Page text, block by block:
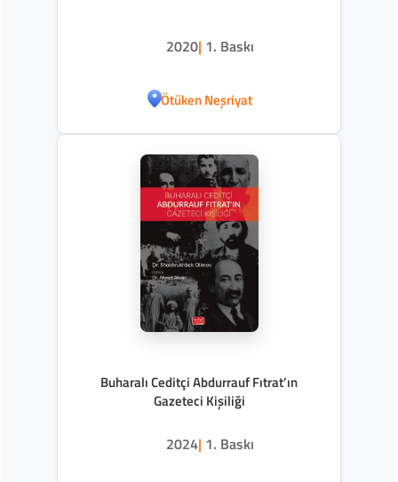
2020| 1. Baskı
Ötüken Neşriyat
Buharalı Ceditçi Abdurrauf Fıtrat’ın
Gazeteci Kişiliği
2024| 1. Baskı